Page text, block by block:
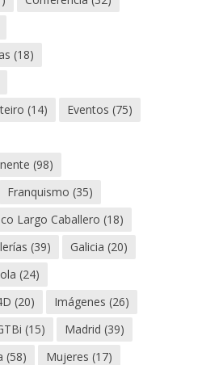
(18)
(14) Eventos (75)
(98)
Franquismo (35)
Largo Caballero (18)
(39) Galicia (20)
(24)
(20) Imágenes (26)
(15) Madrid (39)
(58) Mujeres (17)